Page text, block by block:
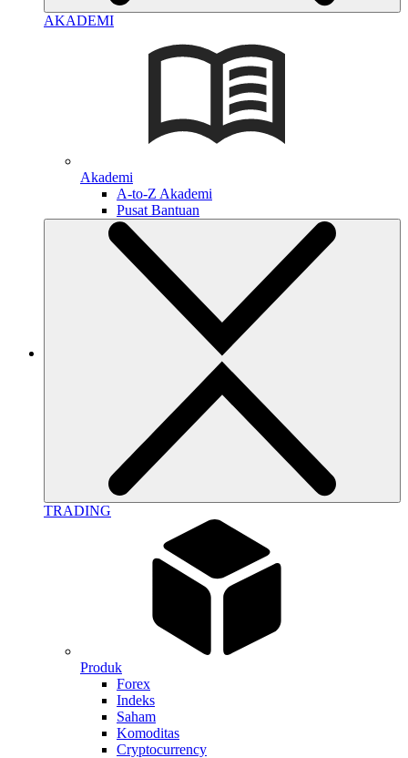
AKADEMI
Akademi
A-to-Z Akademi
Pusat Bantuan
TRADING
Produk
Forex
Indeks
Saham
Komoditas
Cryptocurrency